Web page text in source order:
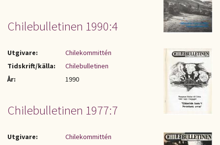
Chilebulletinen 1990:4
Utgivare:
Chilekommittén
Tidskrift/källa:
Chilebulletinen
År:
1990
Chilebulletinen 1977:7
Utgivare:
Chilekommittén